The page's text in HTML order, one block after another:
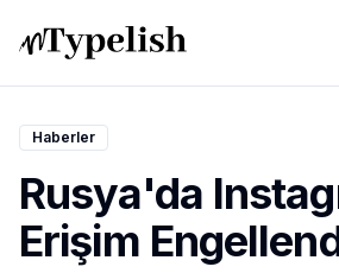
Dünya
Film ve Dizi
Haberler
Rusya'da
Erişim